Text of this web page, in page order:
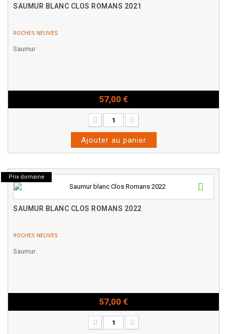
SAUMUR BLANC CLOS ROMANS 2021
ROCHES NEUVES
Saumur
57,00 €
Ajouter au panier
Prix domaine
SAUMUR BLANC CLOS ROMANS 2022
ROCHES NEUVES
Saumur
57,00 €